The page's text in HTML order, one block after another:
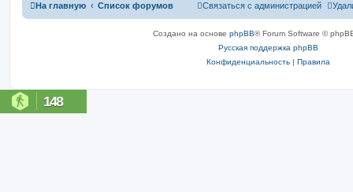
На главную Список форумов Связаться с администрацией
Создано на основе phpBB® Forum Software ©
Русская поддержка phpBB
Конфиденциальность | Правила
148